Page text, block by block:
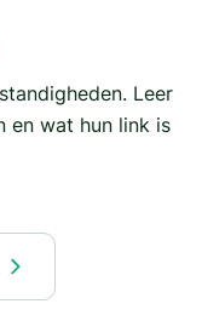
Leer
en wat hun link is